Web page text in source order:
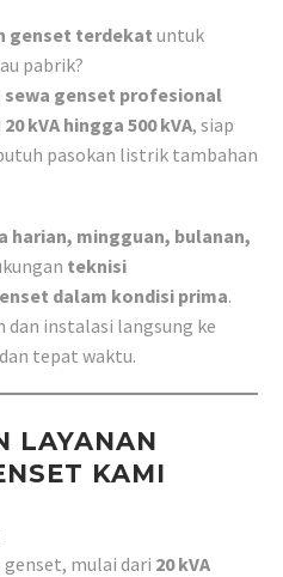
genset terdekat untuk
pabrik?
sewa genset profesional
20 kVA hingga 500 kVA, siap
pasokan listrik tambahan
harian, mingguan, bulanan,
teknisi
dalam kondisi prima.
instalasi langsung ke
tepat waktu.
LAYANAN
KAMI
genset, mulai dari 20 kVA